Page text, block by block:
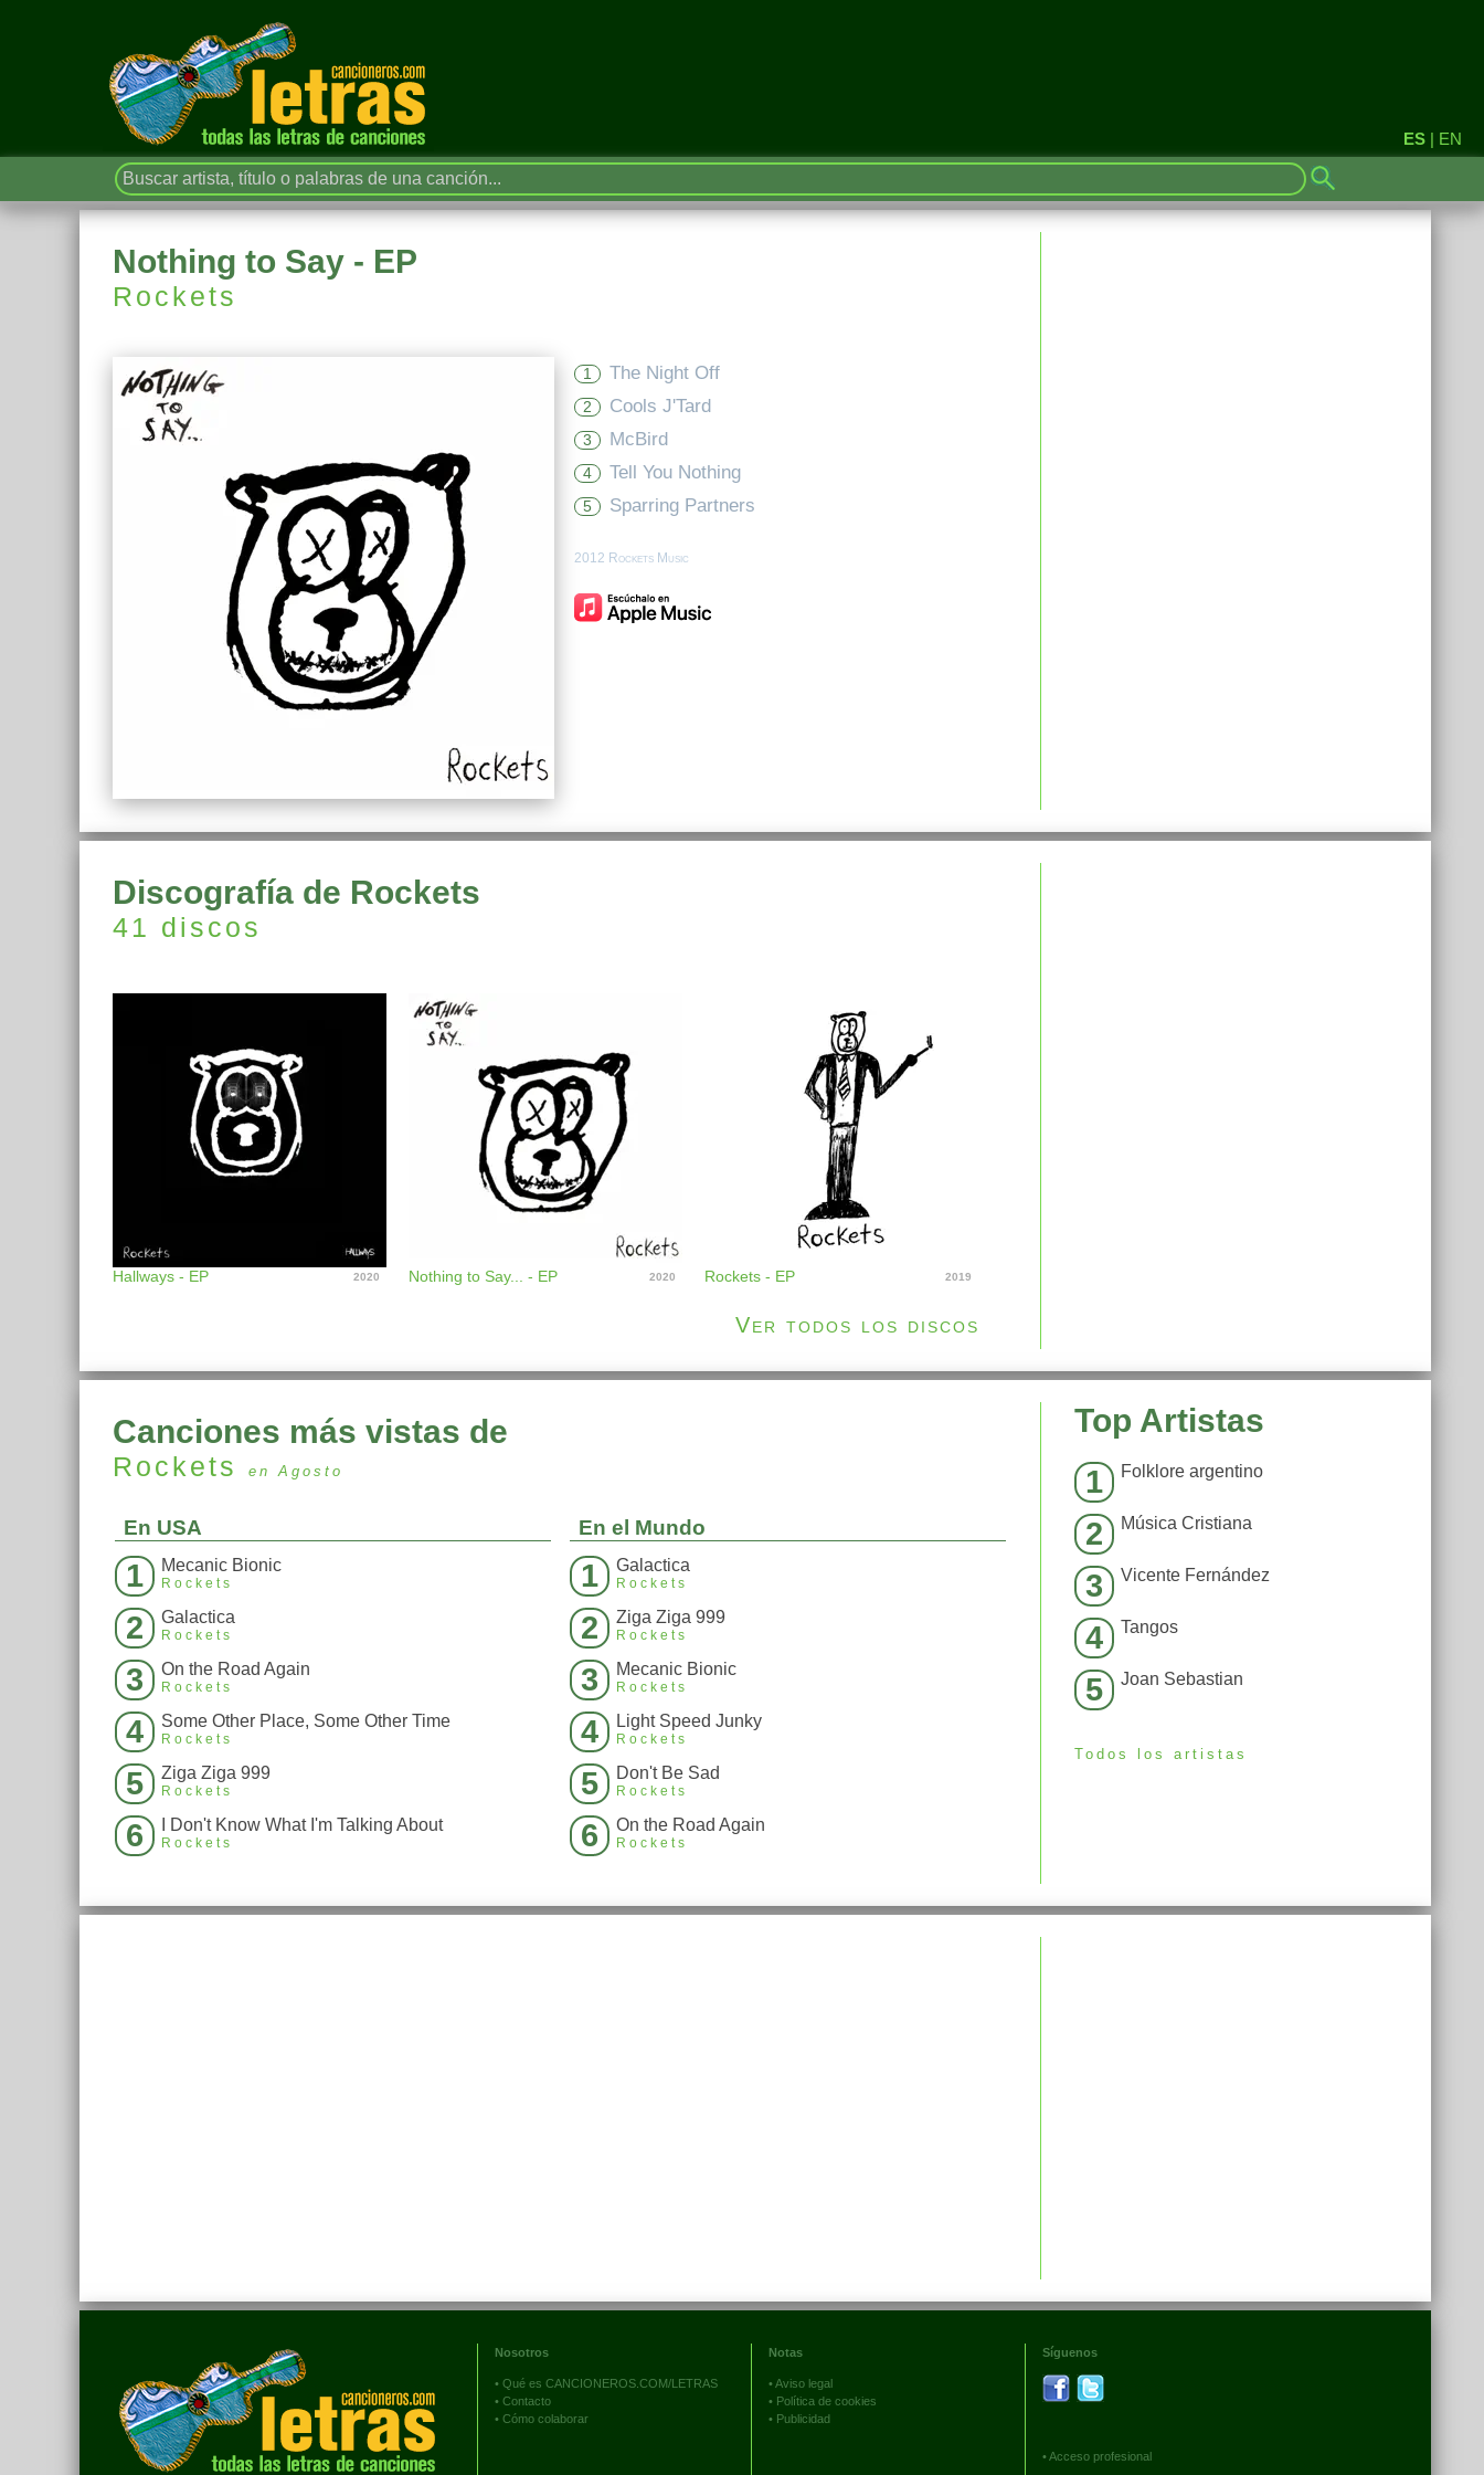
ES | EN
Nothing to Say - EP
Rockets
1 The Night Off
2 Cools J'Tard
3 McBird
4 Tell You Nothing
5 Sparring Partners
2012 Rockets Music
Discografía de Rockets
41 discos
Hallways - EP 2020 Nothing to Say... - EP 2020 Rockets - EP 2019
Ver todos los discos
Canciones más vistas de
Rockets en Agosto
En USA
1 Mecanic Bionic
Rockets
2 Galactica
Rockets
3 On the Road Again
Rockets
4 Some Other Place, Some Other Time
Rockets
5 Ziga Ziga 999
Rockets
6 I Don't Know What I'm Talking About
Rockets
En el Mundo
1 Galactica
Rockets
2 Ziga Ziga 999
Rockets
3 Mecanic Bionic
Rockets
4 Light Speed Junky
Rockets
5 Don't Be Sad
Rockets
6 On the Road Again
Rockets
Top Artistas
1 Folklore argentino
2 Música Cristiana
3 Vicente Fernández
4 Tangos
5 Joan Sebastian
Todos los artistas
Nosotros
• Qué es CANCIONEROS.COM/LETRAS
• Contacto
• Cómo colaborar
Notas
•Aviso legal
• Política de cookies
• Publicidad
Síguenos
•Acceso profesional